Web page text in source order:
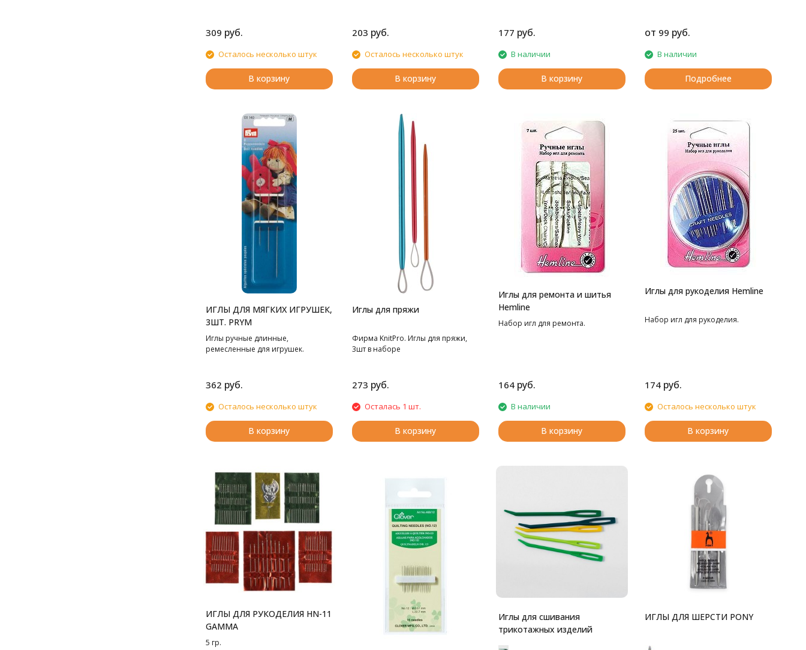
309 руб.
Осталось несколько штук
В корзину
перетирается ушком и не рвется.
Вышивальные иглы с острым
кончиком и удлиненным ушком
предназначены для вышивания
мулине, тонкой шерстью в технике
гладь. Имеют удлиненное ушко
203 руб.
Осталось несколько штук
В корзину
177 руб.
В наличии
В корзину
от 99 руб.
В наличии
Подробнее
ИГЛЫ ДЛЯ МЯГКИХ ИГРУШЕК,
3ШТ. PRYM
Иглы ручные длинные,
ремесленные для игрушек.
362 руб.
Осталось несколько штук
В корзину
Иглы для пряжи
Фирма KnitPro. Иглы для пряжи,
3шт в наборе
273 руб.
Осталась 1 шт.
В корзину
Иглы для ремонта и шитья
Hemline
Набор игл для ремонта.
164 руб.
В наличии
В корзину
Иглы для рукоделия Hemline
Набор игл для рукоделия.
174 руб.
Осталось несколько штук
В корзину
ИГЛЫ ДЛЯ РУКОДЕЛИЯ HN-11
GAMMA
5 гр.
Иглы для сшивания
трикотажных изделий
ИГЛЫ ДЛЯ ШЕРСТИ PONY